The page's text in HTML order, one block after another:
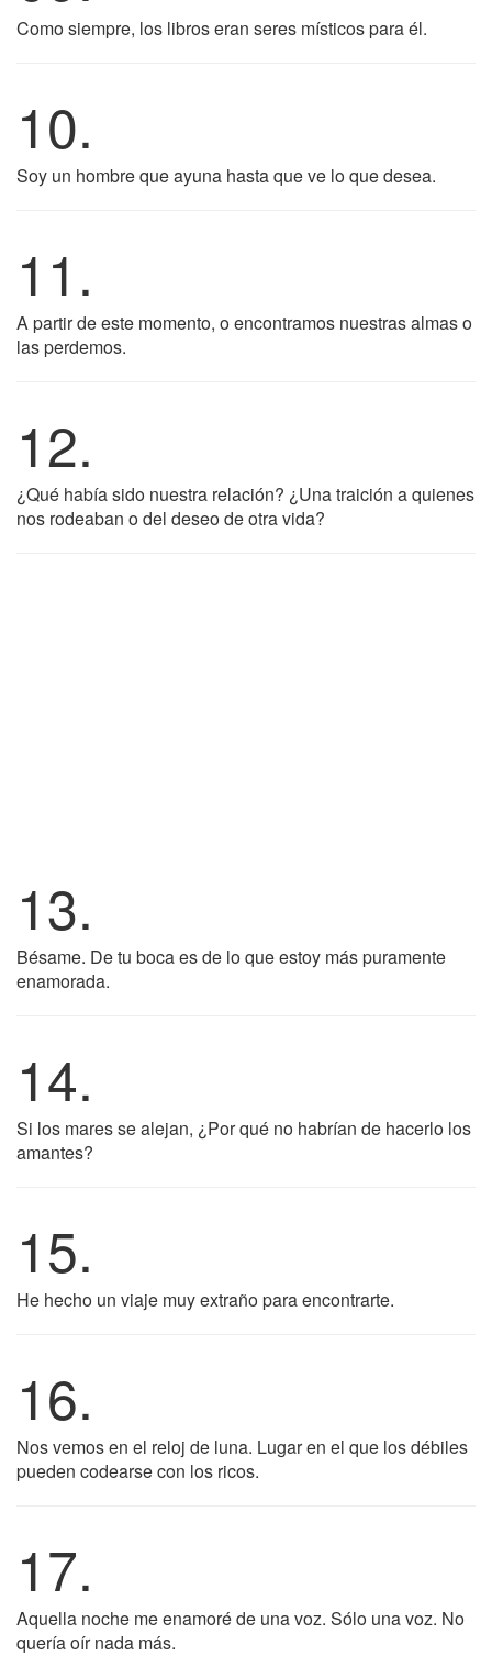
Como siempre, los libros eran seres místicos para él.
10.
Soy un hombre que ayuna hasta que ve lo que desea.
11.
A partir de este momento, o encontramos nuestras almas o
las perdemos.
12.
¿Qué había sido nuestra relación? ¿Una traición a quienes
nos rodeaban o del deseo de otra vida?
13.
Bésame. De tu boca es de lo que estoy más puramente
enamorada.
14.
Si los mares se alejan, ¿Por qué no habrían de hacerlo los
amantes?
15.
He hecho un viaje muy extraño para encontrarte.
16.
Nos vemos en el reloj de luna. Lugar en el que los débiles
pueden codearse con los ricos.
17.
Aquella noche me enamoré de una voz. Sólo una voz. No
quería oír nada más.